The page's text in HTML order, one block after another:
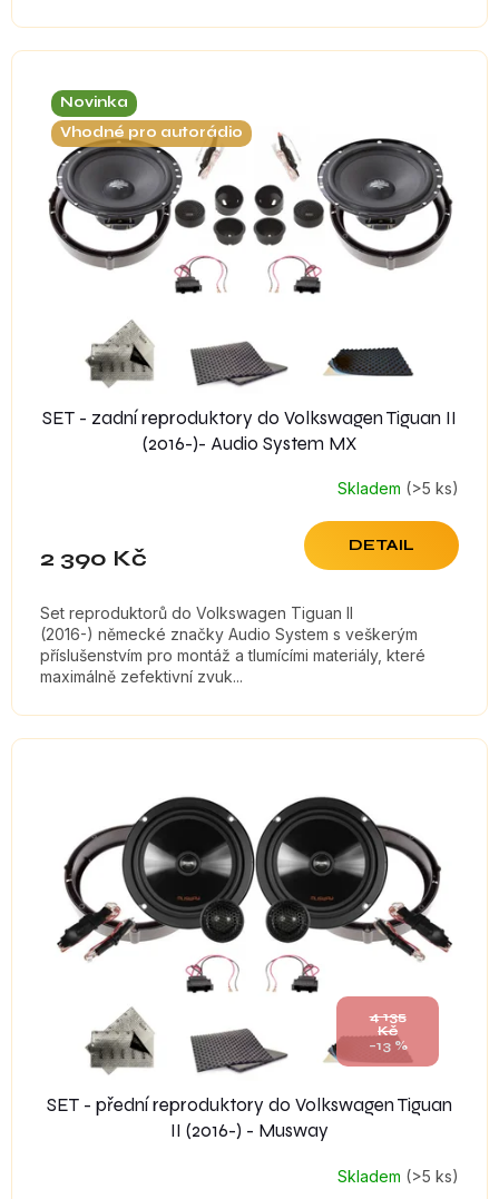
Novinka
Vhodné pro autorádio
SET - zadní reproduktory do Volkswagen Tiguan II
(2016-)- Audio System MX
Skladem (>5 ks)
2 390 Kč DETAIL
Set reproduktorů do Volkswagen Tiguan II
(2016-) německé značky Audio System s veškerým
příslušenstvím pro montáž a tlumícími materiály, které
maximálně zefektivní zvuk...
4 135
Kč
–13 %
SET - přední reproduktory do Volkswagen Tiguan
II (2016-) - Musway
Skladem (>5 ks)